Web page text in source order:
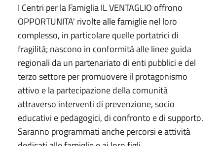
I Centri per la Famiglia IL VENTAGLIO offrono
OPPORTUNITA' rivolte alle famiglie nel loro
complesso, in particolare quelle portatrici di
fragilità; nascono in conformità alle linee guida
regionali da un partenariato di enti pubblici e del
terzo settore per promuovere il protagonismo
attivo e la partecipazione della comunità
attraverso interventi di prevenzione, socio
educativi e pedagogici, di confronto e di supporto.
Saranno programmati anche percorsi e attività